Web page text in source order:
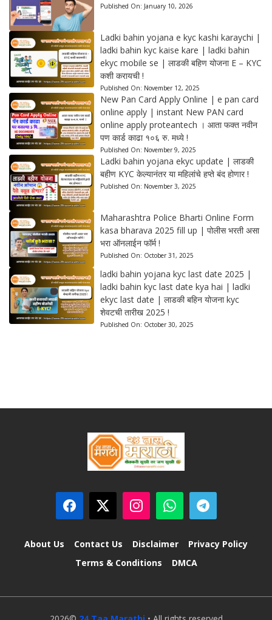
Published On: January 10, 2026
Ladki bahin yojana e kyc kashi karaychi |
ladki bahin kyc kaise kare | ladki bahin
ekyc mobile se | लाडकी बहिण योजना E – KYC
कशी करायची !
Published On: November 12, 2025
New Pan Card Apply Online | e pan card
online apply | instant New PAN card
online apply proteantech । आता फक्त नवीन
पण कार्ड काढा १०६ रु. मध्ये !
Published On: November 9, 2025
Ladki bahin yojana ekyc update | लाडकी
बहीण KYC केल्यानंतर या महिलांचे हप्ते बंद होणार !
Published On: November 3, 2025
Maharashtra Police Bharti Online Form
kasa bharava 2025 fill up | पोलीस भरती असा
भरा ऑनलाईन फॉर्म !
Published On: October 31, 2025
ladki bahin yojana kyc last date 2025 |
ladki bahin kyc last date kya hai | ladki
ekyc last date | लाडकी बहिन योजना kyc
शेवटची तारीख 2025 !
Published On: October 30, 2025
About Us Contact Us Disclaimer
Privacy Policy
Terms & Conditions
DMCA